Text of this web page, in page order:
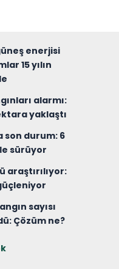
enerjisi
15 yılın
alarmı:
yaklaştı
son durum: 6
sürüyor
araştırılıyor:
sayısı
Çözüm ne?